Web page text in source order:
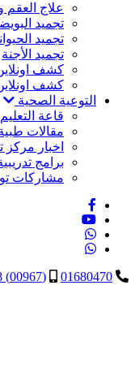
علاج العقم
تجميد
تجميد
تجميد الأجنة
كشف
كشف
التوعية الصحية
قاعة
مقالات
اخبار مركز
برامج
مشاركات
01680470
(00967) 783-000068